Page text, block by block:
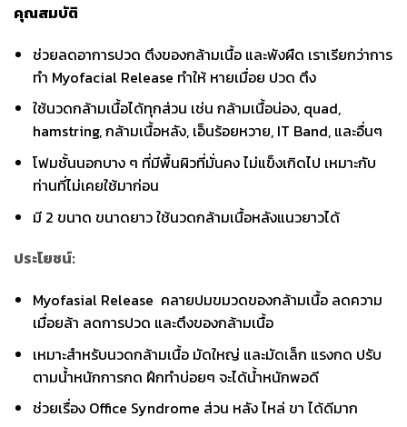
คุณสมบัติ
ช่วยลดอาการปวด ตึงของกล้ามเนื้อ และพังผืด เราเรียกว่าการ
ทำ Myofacial Release ทำให้ หายเมื่อย ปวด ตึง
ใช้นวดกล้ามเนื้อได้ทุกส่วน เช่น กล้ามเนื้อน่อง, quad,
hamstring, กล้ามเนื้อหลัง, เอ็นร้อยหวาย, IT Band, และอื่นๆ
โฟมชั้นนอกบาง ๆ ที่มีพื้นผิวที่มั่นคง ไม่แข็งเกิดไป เหมาะกับ
ท่านที่ไม่เคยใช้มาก่อน
มี 2 ขนาด ขนาดยาว ใช้นวดกล้ามเนื้อหลังแนวยาวได้
ประโยชน์:
Myofasial Release คลายปมขมวดของกล้ามเนื้อ ลดความ
เมื่อยล้า ลดการปวด และตึงของกล้ามเนื้อ
เหมาะสำหรับนวดกล้ามเนื้อ มัดใหญ่ และมัดเล็ก แรงกด ปรับ
ตามน้ำหนักการกด ฝึกทำบ่อยๆ จะได้น้ำหนักพอดี
ช่วยเรื่อง Office Syndrome ส่วน หลัง ไหล่ ขา ได้ดีมาก